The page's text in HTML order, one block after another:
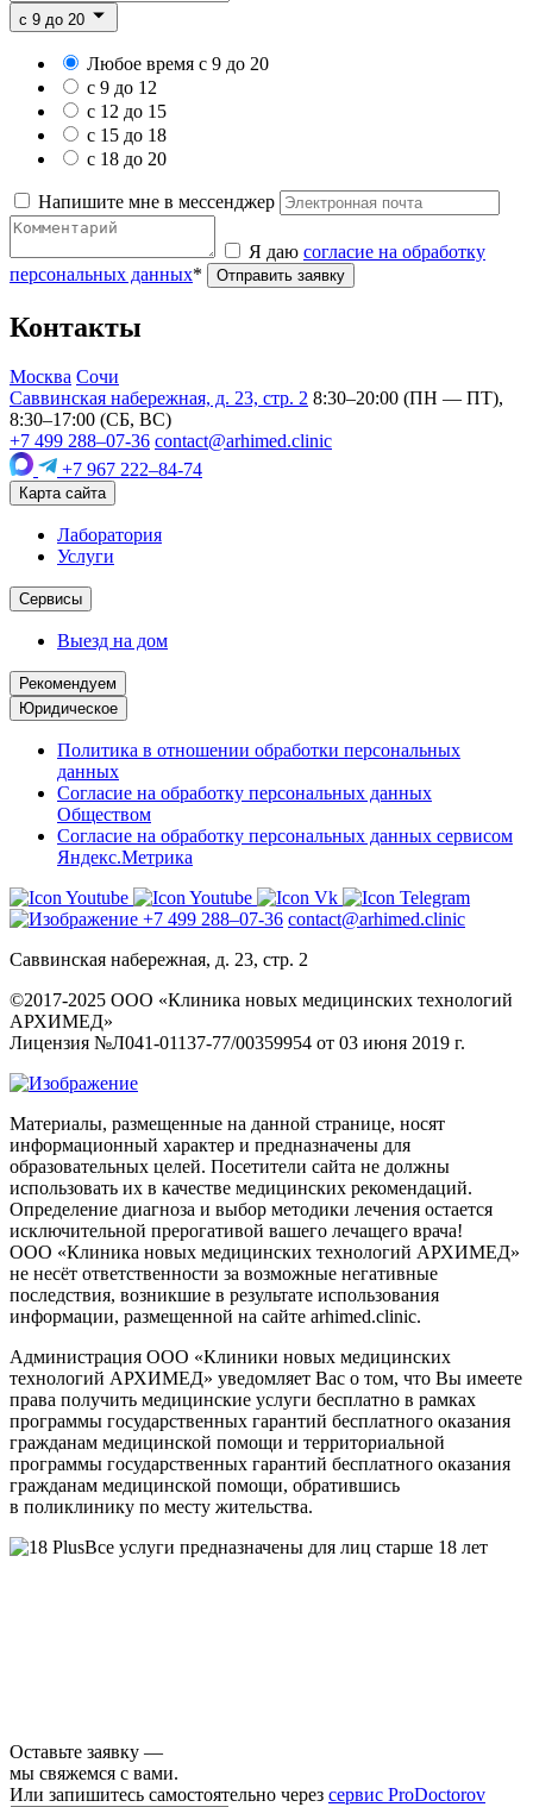
c 9 до 20
Любое время с 9 до 20
с 9 до 12
с 12 до 15
с 15 до 18
с 18 до 20
Напишите мне в мессенджер
Я даю согласие на обработку
персональных данных* Отправить заявку
Контакты
Москва Сочи
Саввинская набережная, д. 23, стр. 2 8:30–20:00 (ПН — ПТ),
8:30–17:00 (СБ, ВС)
+7 499 288–07-36 contact@arhimed.clinic
+7 967 222–84-74
Карта сайта
Лаборатория
Услуги
Сервисы
Выезд на дом
Рекомендуем
Юридическое
Политика в отношении обработки персональных
данных
Согласие на обработку персональных данных
Обществом
Согласие на обработку персональных данных сервисом
Яндекс.Метрика
+7 499 288–07-36 contact@arhimed.clinic
Саввинская набережная, д. 23, стр. 2
©2017-2025 ООО «Клиника новых медицинских технологий
АРХИМЕД»
Лицензия №Л041-01137-77/00359954 от 03 июня 2019 г.
Материалы, размещенные на данной странице, носят
информационный характер и предназначены для
образовательных целей. Посетители сайта не должны
использовать их в качестве медицинских рекомендаций.
Определение диагноза и выбор методики лечения остается
исключительной прерогативой вашего лечащего врача!
ООО «Клиника новых медицинских технологий АРХИМЕД»
не несёт ответственности за возможные негативные
последствия, возникшие в результате использования
информации, размещенной на сайте arhimed.clinic.
Администрация ООО «Клиники новых медицинских
технологий АРХИМЕД» уведомляет Вас о том, что Вы имеете
права получить медицинские услуги бесплатно в рамках
программы государственных гарантий бесплатного оказания
гражданам медицинской помощи и территориальной
программы государственных гарантий бесплатного оказания
гражданам медицинской помощи, обратившись
в поликлинику по месту жительства.
Все услуги предназначены для лиц старше 18 лет
Оставьте заявку —
мы свяжемся с вами.
Или запишитесь самостоятельно через сервис ProDoctorov